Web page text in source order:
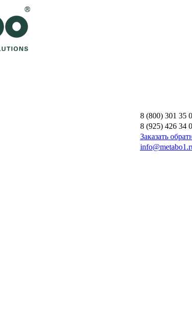
8 (800) 301 35
8 (925) 426 34
Заказать